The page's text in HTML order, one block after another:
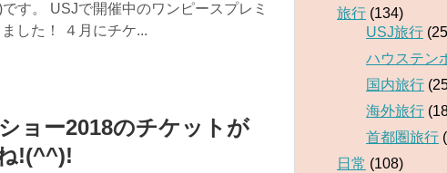
す。 USJで開催中のワンピースプレミ
した！ ４月にチケ...
ョー2018のチケットが
!(^^)!
旅行 (134)
USJ旅行
ハウステン
国内旅行
海外旅行
首都圏旅行
日常 (108)